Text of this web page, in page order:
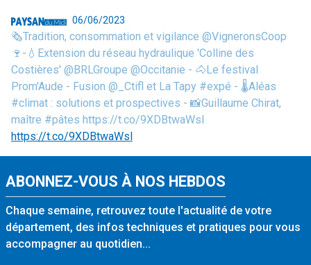
06/06/2023
🗞️Tradition, consommation et vigilance @VigneronsCoop
🍷-💧Extension du réseau hydraulique 'Colline des
Costières' @BRLGroupe @Occitanie - 🐴Le festival
Prom'Aude - Fusion @_Ctifl et La Tapy #expé - 🌡️Aléas
#climat : solutions et prospectives - 📸Guillaume Chirat,
maître #pâtes https://t.co/9XDBtwaWsl
https://t.co/9XDBtwaWsl
ABONNEZ-VOUS À NOS HEBDOS
Chaque semaine, retrouvez toute l'actualité de votre
département, des infos techniques et pratiques pour vous
accompagner au quotidien...